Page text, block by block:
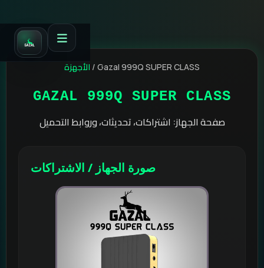
الأجهزة / Gazal 999Q SUPER CLASS
GAZAL 999Q SUPER CLASS
صفحة الجهاز: اشتراكات، تحديثات، وروابط التحميل
صورة الجهاز / الاشتراكات